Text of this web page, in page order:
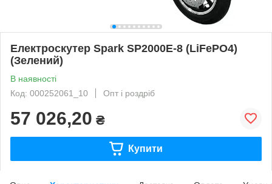
Електроскутер Spark SP2000E-8 (LiFePO4)
(Зелений)
В наявності
Код: 000252061_10
Опт і роздріб
57 026,20 ₴
Купити